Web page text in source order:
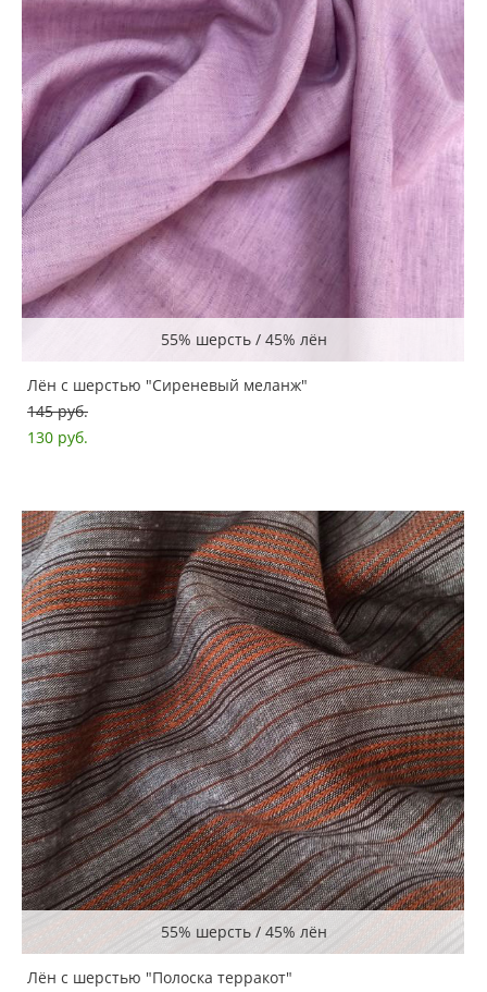
55% шерсть / 45% лён
Лён с шерстью "Сиреневый меланж"
145 pуб.
130 pуб.
55% шерсть / 45% лён
Лён с шерстью "Полоска терракот"